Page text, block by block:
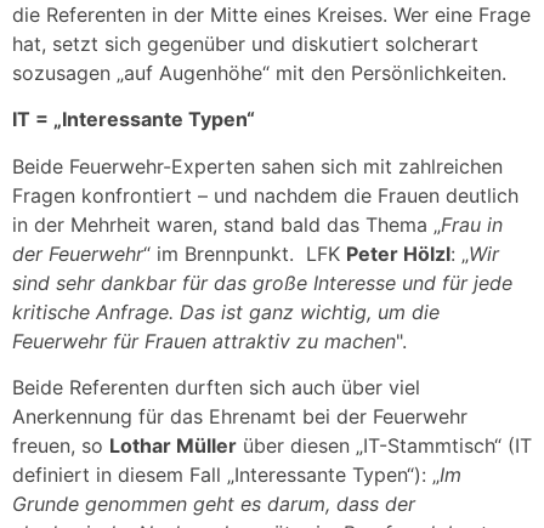
die Referenten in der Mitte eines Kreises. Wer eine Frage
hat, setzt sich gegenüber und diskutiert solcherart
sozusagen „auf Augenhöhe“ mit den Persönlichkeiten.
IT = „Interessante Typen“
Beide Feuerwehr-Experten sahen sich mit zahlreichen
Fragen konfrontiert – und nachdem die Frauen deutlich
in der Mehrheit waren, stand bald das Thema „Frau in
der Feuerwehr“ im Brennpunkt. LFK Peter Hölzl: „Wir
sind sehr dankbar für das große Interesse und für jede
kritische Anfrage. Das ist ganz wichtig, um die
Feuerwehr für Frauen attraktiv zu machen".
Beide Referenten durften sich auch über viel
Anerkennung für das Ehrenamt bei der Feuerwehr
freuen, so Lothar Müller über diesen „IT-Stammtisch“ (IT
definiert in diesem Fall „Interessante Typen“): „Im
Grunde genommen geht es darum, dass der